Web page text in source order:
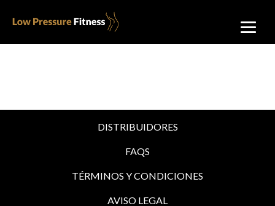
DISTRIBUIDORES
FAQS
TÉRMINOS Y CONDICIONES
AVISO LEGAL